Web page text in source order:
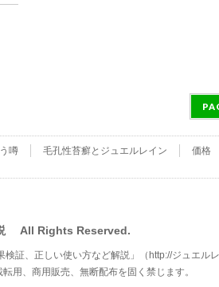
噂 毛孔性苔癬とジュエルレイン
価格
説 All Rights Reserved.
証、正しい使い方など解説」（ http://ジュエル
用、商用販売、無断配布を固く禁じます。